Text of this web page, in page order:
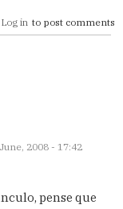
Log in to post comments
2008 - 17:42
pense que